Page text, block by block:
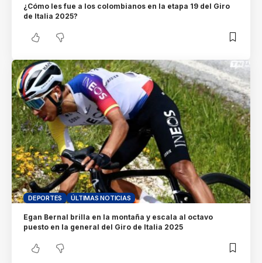
¿Cómo les fue a los colombianos en la etapa 19 del Giro
de Italia 2025?
DEPORTES ÚLTIMAS NOTICIAS
Egan Bernal brilla en la montaña y escala al octavo
puesto en la general del Giro de Italia 2025